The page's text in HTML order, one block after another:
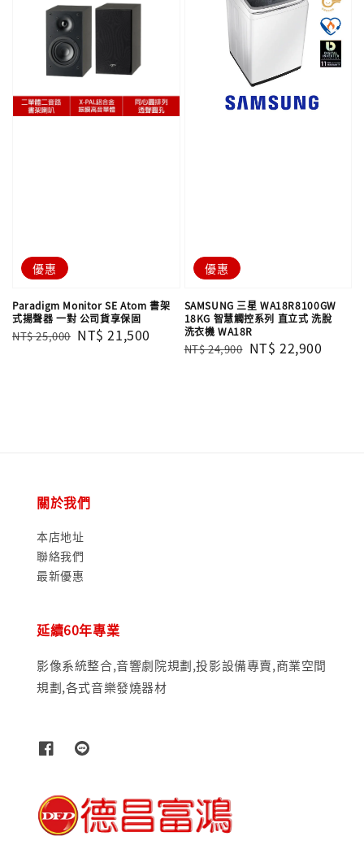
優惠
Paradigm Monitor SE Atom 書架
式揚聲器 一對 公司貨享保固
Regular
NT$ 25,000 Sale
NT$ 21,500
優惠
SAMSUNG 三星 WA18R8100GW
18KG 智慧觸控系列 直立式 洗脫
洗衣機 WA18R
Regular
NT$ 24,900 Sale
NT$ 22,900
關於我們
本店地址
聯絡我們
最新優惠
延續60年專業
影像系統整合,音響劇院規劃,投影設備專賣,商業空間
規劃,各式音樂發燒器材